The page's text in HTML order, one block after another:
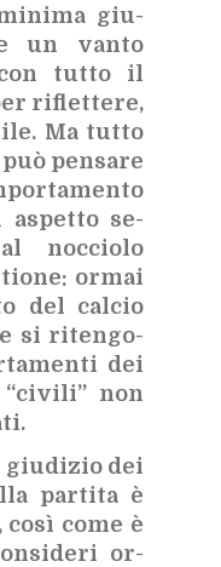
giu­
un van­to
tut­to il
ri­flet­te­re,
Ma tut­to
pen­sa­re
aspet­to se­
noc­cio­lo
or­mai
del cal­cio
e si ri­ten­go­
dei
non
dei
par­ti­ta è
così come è
or­